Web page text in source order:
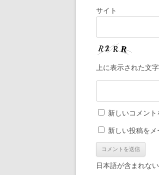
サイト
上に表示された文
新しいコメン
新しい投稿を
日本語が含まれな